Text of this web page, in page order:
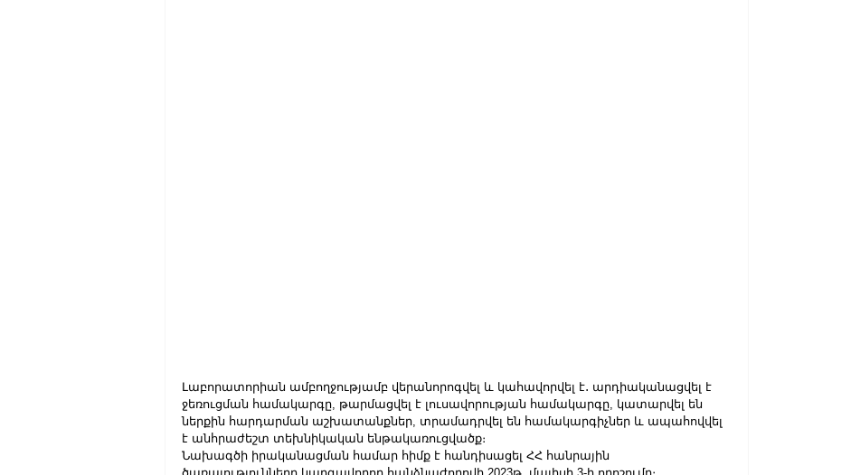
Լաբորատորիան ամբողջությամբ վերանորոգվել և կահավորվել է․ արդիականացվել է
ջեռուցման համակարգը, թարմացվել է լուսավորության համակարգը, կատարվել են
ներքին հարդարման աշխատանքներ, տրամադրվել են համակարգիչներ և ապահովվել
է անհրաժեշտ տեխնիկական ենթակառուցվածք։
Նախագծի իրականացման համար հիմք է հանդիսացել ՀՀ հանրային